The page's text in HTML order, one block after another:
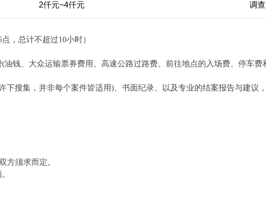
2仟元~4仟元 调
，总计不超过10小时）
钱、大众运输票券费用、高速公路过路费、前往地点的入场费、停车费
搜集，并非每个案件皆适用)、书面纪录、以及专业的结案报告与建议
方须求而定。